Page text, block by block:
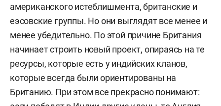
американского истеблишмента, британские и
еэсовские группы. Но они выглядят все менее и
менее убедительно. По этой причине Британия
начинает строить новый проект, опираясь на те
ресурсы, которые есть у индийских кланов,
которые всегда были ориентированы на
Британию. При этом все прекрасно понимают: